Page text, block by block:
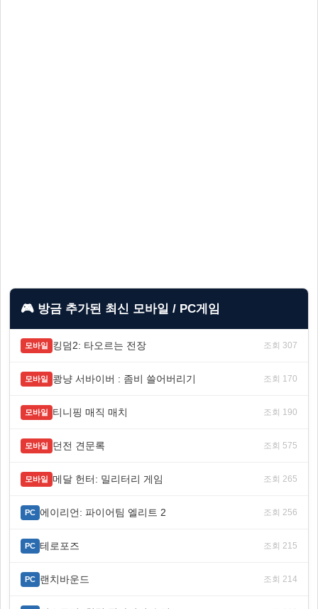
🎮 방금 추가된 최신 모바일 / PC게임
모바일 킹덤2: 타오르는 전장 조회 307
모바일 쾅냥 서바이버 : 좀비 쓸어버리기 조회 170
모바일 티니핑 매직 매치 조회 190
모바일 던전 견문록 조회 575
모바일 메달 헌터: 밀리터리 게임 조회 265
PC 에이리언: 파이어팀 엘리트 2 조회 256
PC 테로포즈 조회 215
PC 랜치바운드 조회 214